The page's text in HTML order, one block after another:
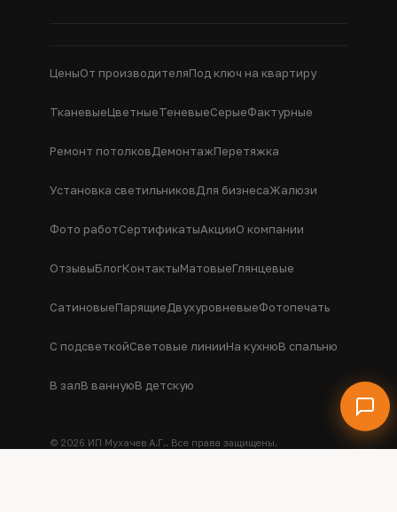
ЦеныОт производителяПод ключ на квартиру
ТканевыеЦветныеТеневыеСерыеФактурные
Ремонт потолковДемонтажПеретяжка
Установка светильниковДля бизнесаЖалюзи
Фото работСертификатыАкцииО компании
ОтзывыБлогКонтактыМатовыеГлянцевые
СатиновыеПарящиеДвухуровневыеФотопечать
С подсветкойСветовые линииНа кухнюВ спальню
В залВ ваннуюВ детскую
© 2026 ИП Мухачев А.Г.. Все права защищены.